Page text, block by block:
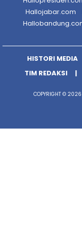
Hallojabar.com
HISTORI MEDIA
TIM REDAKSI
COPYRIGHT © 2026